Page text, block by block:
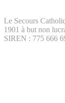
Le Secours
1901 à but non
SIREN : 775 666